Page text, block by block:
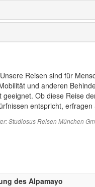
Reisen sind für
und anderen
geeignet. Ob diese Reise
entspricht, erfragen
Studiosus Reisen München
des Alpamayo